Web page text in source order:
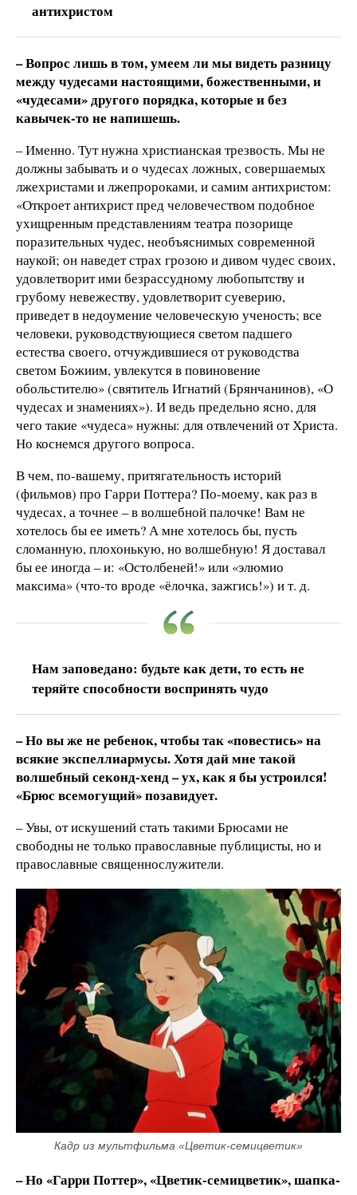
антихристом
– Вопрос лишь в том, умеем ли мы видеть разницу
между чудесами настоящими, божественными, и
«чудесами» другого порядка, которые и без
кавычек-то не напишешь.
– Именно. Тут нужна христианская трезвость. Мы не
должны забывать и о чудесах ложных, совершаемых
лжехристами и лжепророками, и самим антихристом:
«Откроет антихрист пред человечеством подобное
ухищренным представлениям театра позорище
поразительных чудес, необъяснимых современной
наукой; он наведет страх грозою и дивом чудес своих,
удовлетворит ими безрассудному любопытству и
грубому невежеству, удовлетворит суеверию,
приведет в недоумение человеческую ученость; все
человеки, руководствующиеся светом падшего
естества своего, отчуждившиеся от руководства
светом Божиим, увлекутся в повиновение
обольстителю» (святитель Игнатий (Брянчанинов), «О
чудесах и знамениях»). И ведь предельно ясно, для
чего такие «чудеса» нужны: для отвлечений от Христа.
Но коснемся другого вопроса.
В чем, по-вашему, притягательность историй
(фильмов) про Гарри Поттера? По-моему, как раз в
чудесах, а точнее – в волшебной палочке! Вам не
хотелось бы ее иметь? А мне хотелось бы, пусть
сломанную, плохонькую, но волшебную! Я доставал
бы ее иногда – и: «Остолбеней!» или «элюмио
максима» (что-то вроде «ёлочка, зажгись!») и т. д.
Нам заповедано: будьте как дети, то есть не
теряйте способности воспринять чудо
–​ Но вы же не ребенок, чтобы так «повестись» на
всякие экспеллиармусы. Хотя дай мне такой
волшебный секонд-хенд – ух, как я бы устроился!
«Брюс всемогущий» позавидует.
– Увы, от искушений стать такими Брюсами не
свободны не только православные публицисты, но и
православные священнослужители.
Кадр из мультфильма «Цветик-семицветик»
– Но «Гарри Поттер», «Цветик-семицветик», шапка-